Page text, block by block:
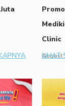
Clinic
August
LIHAT